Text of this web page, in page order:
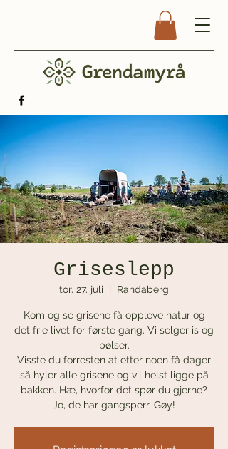
Griseslepp
tor. 27. juli
  |
Randaberg
Kom og se grisene få oppleve natur og
det frie livet for første gang. Vi selger is og
pølser.
Visste du forresten at etter noen få dager
så hyler alle grisene og vil helst ligge på
bakken. Hæ, hvorfor det spør du gjerne?
Jo, de har gangsperr. Gøy!